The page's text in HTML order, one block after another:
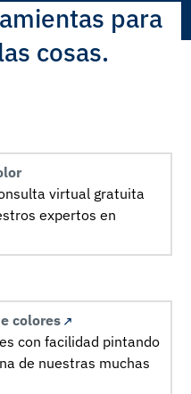
para
cosas.
virtual gratuita
expertos en
colores
con facilidad pintando
de nuestras muchas